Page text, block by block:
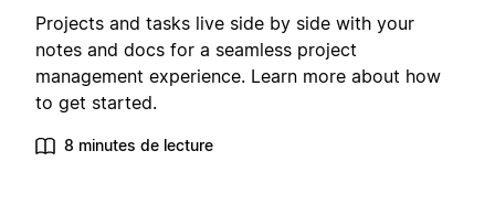
Projects and tasks live side by side with your
notes and docs for a seamless project
management experience. Learn more about how
to get started.
8 minutes de lecture